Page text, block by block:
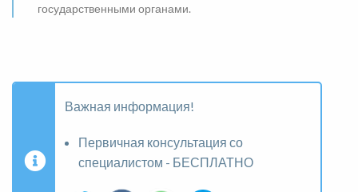
государственными органами.
Важная информация!
Первичная консультация со
специалистом - БЕСПЛАТНО